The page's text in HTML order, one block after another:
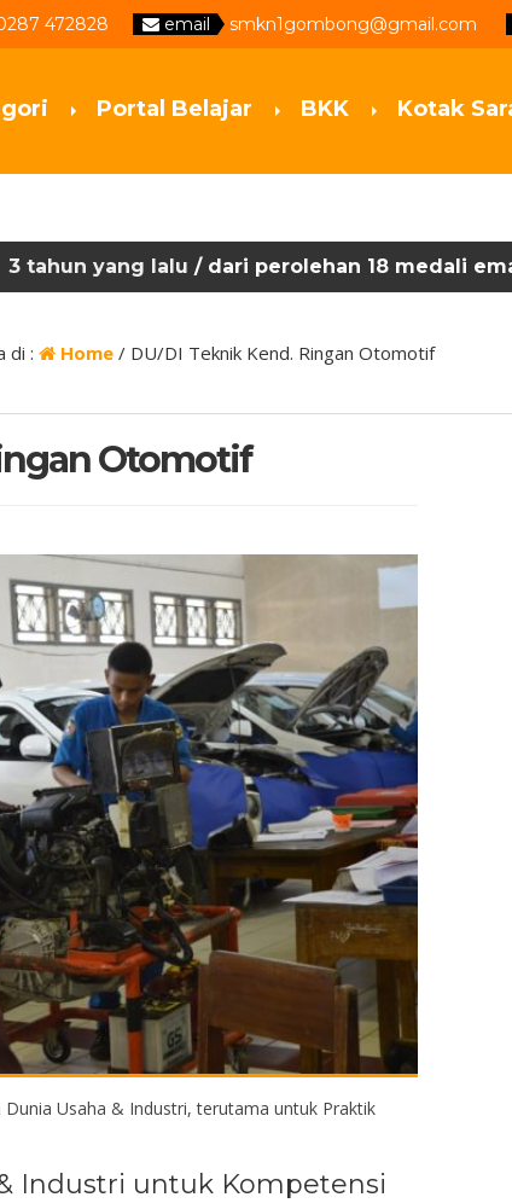
472828 email smkn1gombong@gmail.com
Portal Belajar BKK Kotak
lalu/ dari perolehan 18 medali emas
di : Home / DU/DI Teknik Kend. Ringan Otomotif
Otomotif
Usaha & Industri, terutama untuk Praktik
Industri untuk Kompetensi